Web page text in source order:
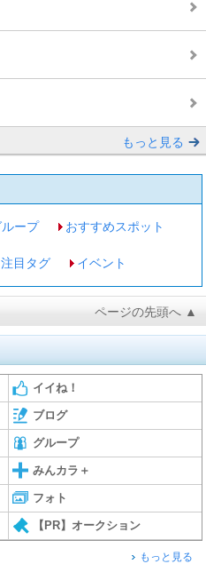
もっと見る
ループ おすすめスポット
注目タグ イベント
ページの先頭へ ▲
イイね！
ブログ
グループ
みんカラ＋
フォト
【PR】オークション
もっと見る